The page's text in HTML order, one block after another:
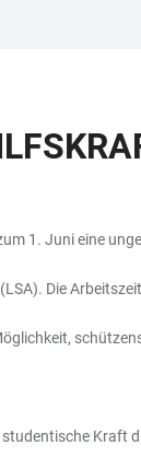
1. Juni eine
Die
Kraft